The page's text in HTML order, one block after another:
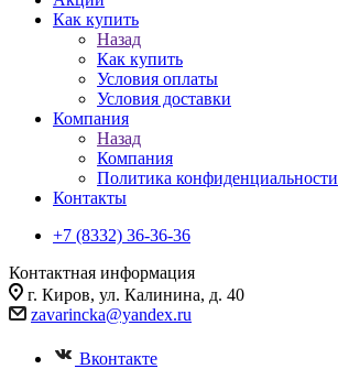
Как купить
Назад
Как купить
Условия оплаты
Условия доставки
Компания
Назад
Компания
Политика конфиденциальности
Контакты
+7 (8332) 36-36-36
Контактная информация
г. Киров, ул. Калинина, д. 40
zavarincka@yandex.ru
Вконтакте